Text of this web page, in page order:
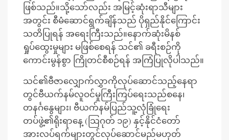
ဖြစ်သည်။သို့သော်လည်း အမြင့်ဆုံးရာသီများ
အတွင်း စီမံဆောင်ရွက်ချိန်သည် ပိုရှည်နိုင်ကြောင်း
သတိပြုရန် အရေးကြီးသည်။နောက်ဆုံးမိနစ်
ရှုပ်ထွေးမှုများ မဖြစ်စေရန် သင်၏ ခရီးစဉ်ကို
ကောင်းမွန်စွာ ကြိုတင်စီစဉ်ရန် အကြံပြုလိုပါသည်။
သင်၏ဗီဇာလျှောက်လွှာကိုလုပ်ဆောင်သည့်နေရာ
တွင်ဗီယက်နမ်လူဝင်မှုကြီးကြပ်ရေးသည်စနေ၊
တနင်္ဂနွေများ၊ ဗီယက်နမ်ပြည်သူ့လုံခြုံရေး
တပ်ဖွဲ့၏ရိုးရာနေ့ (သြဂုတ် ၁၉) နှင့်နိုင်ငံတော်
အားလပ်ရက်များတွင်လုပ်ဆောင်မည်မဟုတ်